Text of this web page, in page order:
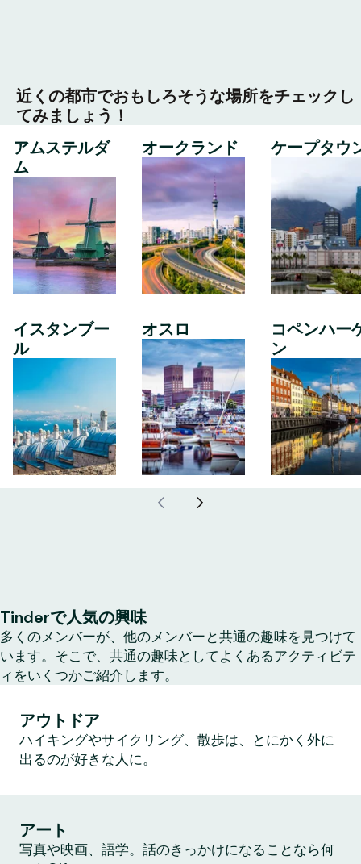
近くの都市でおもしろそうな場所をチェックし
てみましょう！
アムステルダ
ム
イスタンブー
ル
オークランド
オスロ
ケープタウ
コペンハー
ン
Tinderで人気の興味
多くのメンバーが、他のメンバーと共通の趣味を見つけて
います。そこで、共通の趣味としてよくあるアクティビテ
ィをいくつかご紹介します。
アウトドア
ハイキングやサイクリング、散歩は、とにかく外に
出るのが好きな人に。
アート
写真や映画、語学。話のきっかけになることなら何